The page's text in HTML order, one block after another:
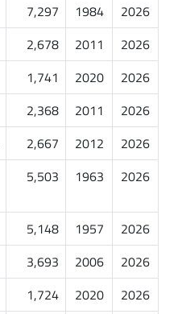
7,297 1984
2026
2,678 2011
2026
1,741 2020
2026
2,368 2011
2026
2,667 2012
2026
5,503 1963 2026
5,148 1957
2026
3,693 2006
2026
1,724 2020
2026